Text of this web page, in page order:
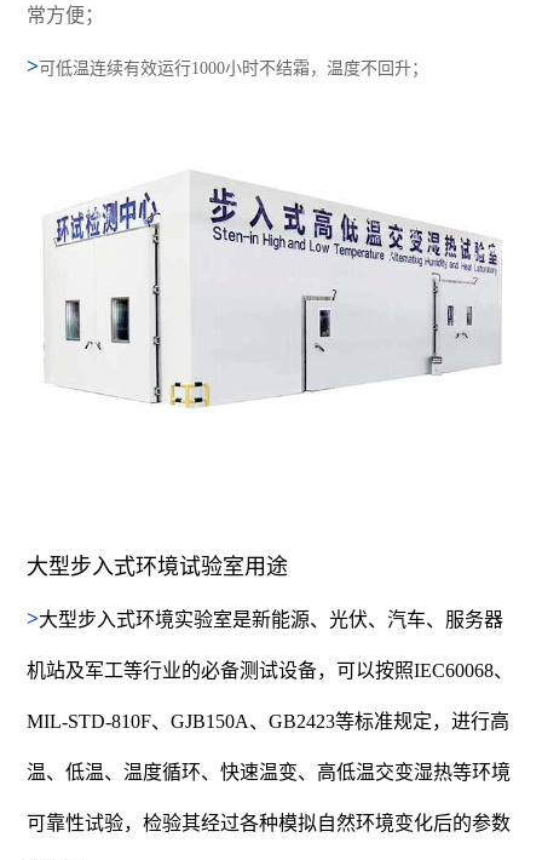
常方便；
>可低温连续有效运行1000小时不结霜，温度不回升；
大型步入式环境试验室用途
>大型步入式环境实验室是新能源、光伏、汽车、服务器
机站及军工等行业的必备测试设备，可以按照IEC60068、
MIL-STD-810F、GJB150A、GB2423等标准规定，进行高
温、低温、温度循环、快速温变、高低温交变湿热等环境
可靠性试验，检验其经过各种模拟自然环境变化后的参数